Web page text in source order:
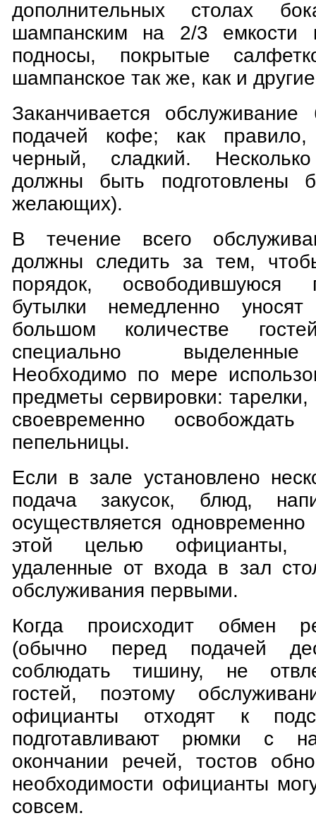
дополнительных столах
шампанским на 2/3 емкости
подносы, покрытые
шампанское так же, как и
Заканчивается
подачей кофе; как
черный, сладкий.
должны быть подготовлены
желающих).
В течение всего
должны следить за тем,
порядок, освободившуюся
бутылки немедленно
большом количестве
специально
Необходимо по мере
предметы сервировки:
своевременно
пепельницы.
Если в зале установлено
подача закусок, блюд,
осуществляется
этой целью официанты,
удаленные от входа в зал
обслуживания первыми.
Когда происходит обмен
(обычно перед подачей
соблюдать тишину, не
гостей, поэтому
официанты отходят к
подготавливают рюмки с
окончании речей, тостов
необходимости официанты
совсем.